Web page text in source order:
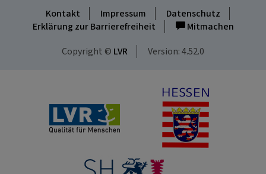
Kontakt Impressum
Datenschutz
Erklärung zur Barrierefreiheit
Mitmachen
Copyright © LVR Version: 4.52.0